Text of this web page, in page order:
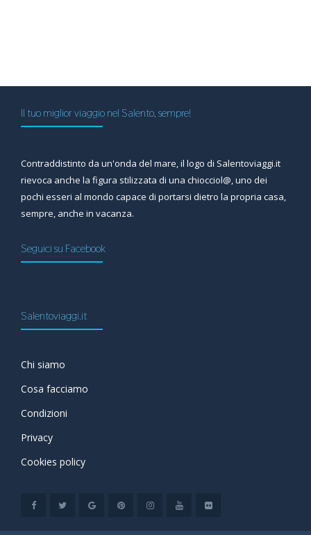
Il tuo miglior viaggio nel Salento, sempre!
Contraddistinto da un'onda del mare, il logo di Salentoviaggi.it
rievoca anche la figura stilizzata di una chiocciol@, uno dei
pochi esseri al mondo capace di portarsi dietro la propria casa,
sempre, anche in vacanza.
Seguici su Facebook
Salentoviaggi.it
Chi siamo
Cosa facciamo
Condizioni
Privacy
Cookies policy